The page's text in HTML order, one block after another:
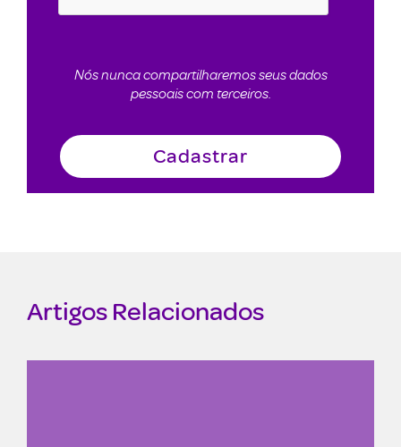
Nós nunca compartilharemos seus dados
pessoais com terceiros.
Artigos Relacionados